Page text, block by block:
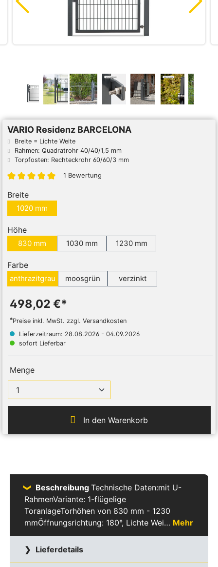
VARIO Residenz BARCELONA
Breite = Lichte Weite
Rahmen: Quadratrohr 40/40/1,5 mm
Torpfosten: Rechteckrohr 60/60/3 mm
1 Bewertung
Breite
1020 mm
Höhe
830 mm 1030 mm 1230 mm
Farbe
anthrazitgrau moosgrün verzinkt
498,02 €*
*Preise inkl. MwSt. zzgl. Versandkosten
Lieferzeitraum: 28.08.2026 - 04.09.2026
sofort Lieferbar
Menge
In den Warenkorb
Beschreibung Technische Daten:mit U-
RahmenVariante: 1-flügelige
ToranlageTorhöhen von 830 mm - 1230
mmÖffnungsrichtung: 180°, Lichte Wei… Mehr
Lieferdetails